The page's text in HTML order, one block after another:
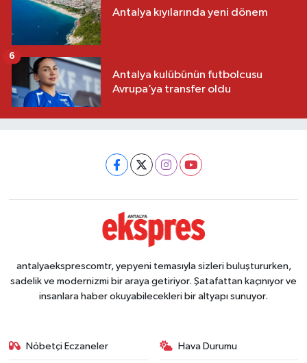
Antalya kıyılarında yeni dönem
Antalya kulübünün futbolcusu
Avrupa’ya transfer oldu
6
antalyaeksprescomtr, yepyeni temasıyla sizleri buluştururken,
sadelik ve modernizmi bir araya getiriyor. Şatafattan kaçınıyor ve
insanlara haber okuyabilecekleri bir altyapı sunuyor.
Nöbetçi Eczaneler Hava Durumu